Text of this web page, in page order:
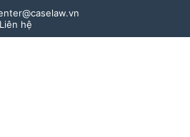
Liên hệ